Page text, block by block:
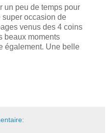
un peu de temps pour
super occasion de
venus des 4 coins
beaux moments
également. Une belle